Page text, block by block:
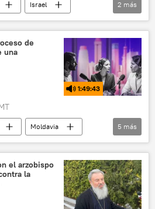
Israel
2 más
de
una
1:49:43
Moldavia
(UE)
5 más
el arzobispo
la